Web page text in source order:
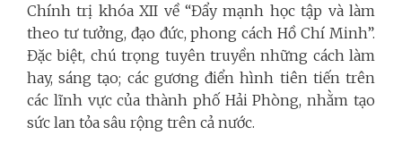
Chính trị khóa XII về “Đẩy mạnh học tập và làm
theo tư tưởng, đạo đức, phong cách Hồ Chí Minh”.
Đặc biệt, chú trọng tuyên truyền những cách làm
hay, sáng tạo; các gương điển hình tiên tiến trên
các lĩnh vực của thành phố Hải Phòng, nhằm tạo
sức lan tỏa sâu rộng trên cả nước.